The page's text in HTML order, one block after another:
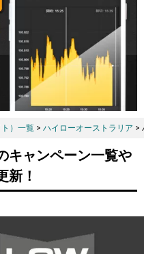
）一覧 > ハイローオーストラリア >
キャンペーン一覧や
新！